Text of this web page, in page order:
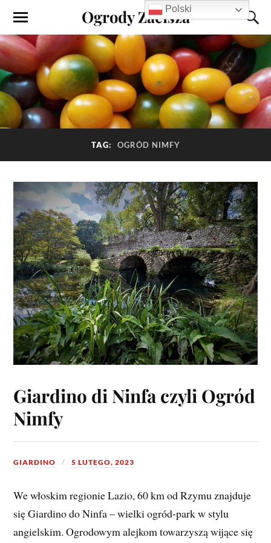
Ogrody Zacisza
TAG: OGRÓD NIMFY
Giardino di Ninfa czyli Ogród
Nimfy
GIARDINO 5 LUTEGO, 2023
We włoskim regionie Lazio, 60 km od Rzymu znajduje
się Giardino do Ninfa – wielki ogród-park w stylu
angielskim. Ogrodowym alejkom towarzyszą wijące się
Polski